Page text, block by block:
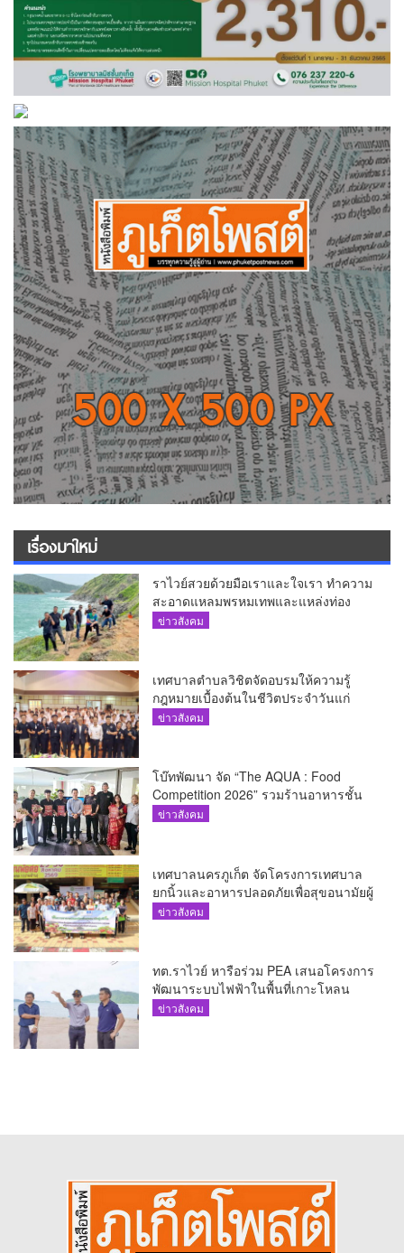
เรื่องมาใหม่
ราไวย์สวยด้วยมือเราและใจเรา ทำความ
สะอาดแหลมพรหมเทพและแหล่งท่อง
เที่ยว
ข่าวสังคม
เทศบาลตำบลวิชิตจัดอบรมให้ความรู้
กฎหมายเบื้องต้นในชีวิตประจำวันแก่
เยาวชน
ข่าวสังคม
โบ๊ทพัฒนา จัด “The AQUA : Food
Competition 2026” รวมร้านอาหารชั้น
นำของ The Shopps at The AQUA ชู
ข่าวสังคม
เทศบาลนครภูเก็ต จัดโครงการเทศบาล
ยกนิ้วและอาหารปลอดภัยเพื่อสุขอนามัยผู้
บริโภค
ข่าวสังคม
ทต.ราไวย์ หารือร่วม PEA เสนอโครงการ
พัฒนาระบบไฟฟ้าในพื้นที่เกาะโหลน
ข่าวสังคม